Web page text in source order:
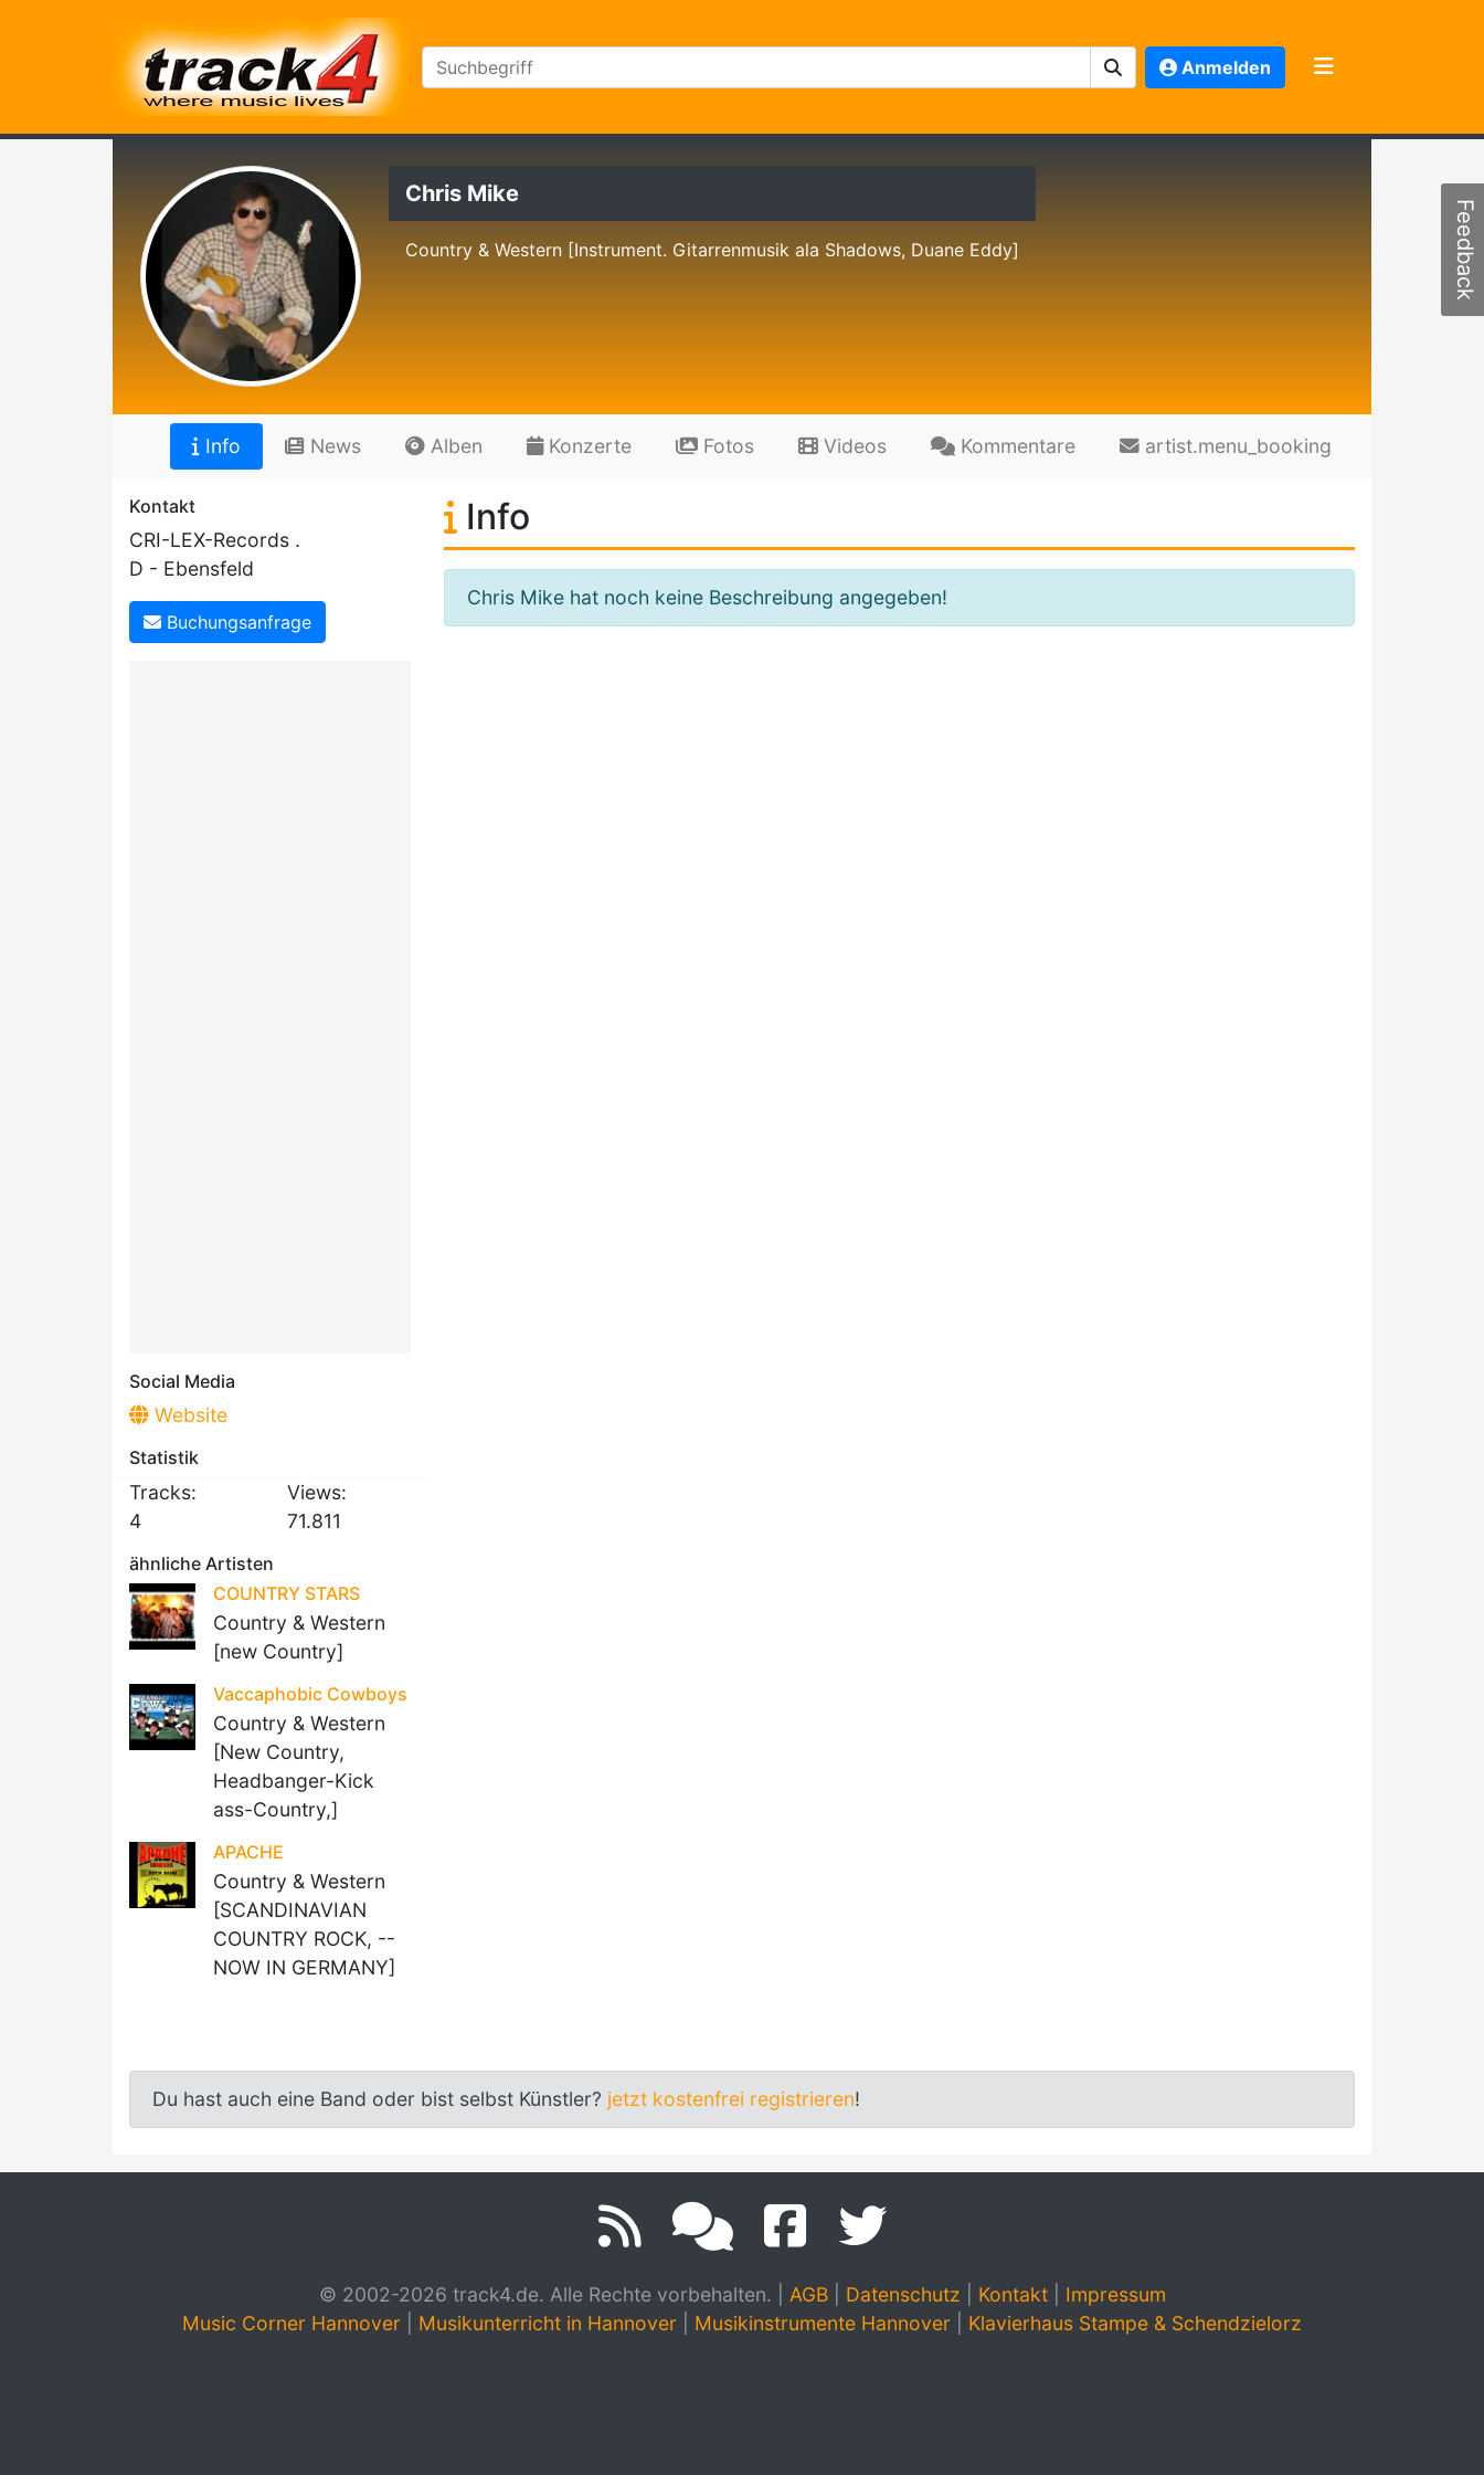
Anmelden
Chris Mike
Country & Western [Instrument. Gitarrenmusik ala Shadows, Duane Eddy]
Info News Alben Konzerte Fotos Videos Kommentare artist.menu_booking
Kontakt
CRI-LEX-Records .
D - Ebensfeld
Buchungsanfrage
Social Media
Website
Statistik
Tracks:
4
Views:
71.811
ähnliche Artisten
COUNTRY STARS
Country & Western
[new Country]
Vaccaphobic Cowboys
Country & Western
[New Country,
Headbanger-Kick
ass-Country,]
APACHE
Country & Western
[SCANDINAVIAN
COUNTRY ROCK, --
NOW IN GERMANY]
Info
Chris Mike hat noch keine Beschreibung angegeben!
Du hast auch eine Band oder bist selbst Künstler? jetzt kostenfrei registrieren!
© 2002-2026 track4.de. Alle Rechte vorbehalten. AGB| Datenschutz Kontakt| Impressum
Music Corner Hannover
Musikunterricht in Hannover Musikinstrumente Hannover Klavierhaus Stampe & Schendzielorz
Feedback